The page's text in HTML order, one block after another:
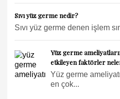
Sıvı yüz germe nedir?
Sıvı yüz germe denen işlem
Yüz germe
etkileyen faktörler
Yüz germe
en çok...